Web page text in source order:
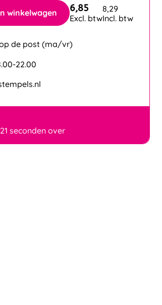
winkelwagen 6,85
Excl. btw
8,29
Incl. btw
de post (ma/vr)
22.00
seconden over